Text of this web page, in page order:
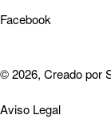
Facebook
© 2026, Creado por
Aviso Legal